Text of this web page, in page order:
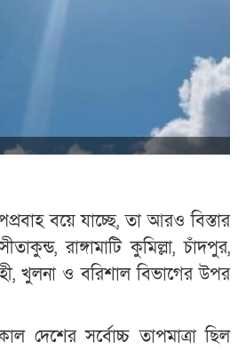
বয়ে যাচ্ছে, তা আরও বিস্তার
রাঙ্গামাটি কুমিল্লা, চাঁদপুর,
খুলনা ও বরিশাল বিভাগের উপর
দেশের সর্বোচ্চ তাপমাত্রা ছিল